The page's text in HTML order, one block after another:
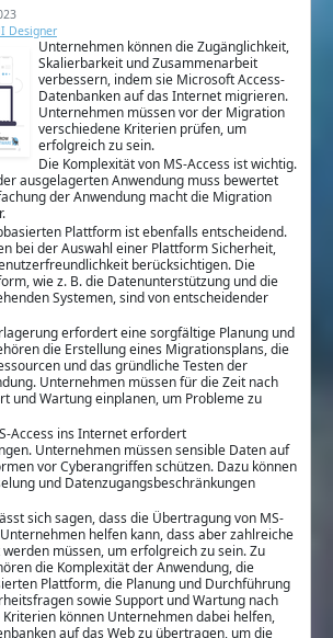
Designer
Unternehmen können die Zugänglichkeit,
Skalierbarkeit und Zusammenarbeit
verbessern, indem sie Microsoft Access-
Datenbanken auf das Internet migrieren.
Unternehmen müssen vor der Migration
verschiedene Kriterien prüfen, um
erfolgreich zu sein.
Die Komplexität von MS-Access ist wichtig.
ausgelagerten Anwendung muss bewertet
der Anwendung macht die Migration
Plattform ist ebenfalls entscheidend.
bei der Auswahl einer Plattform Sicherheit,
berücksichtigen. Die
wie z. B. die Datenunterstützung und die
Systemen, sind von entscheidender
erfordert eine sorgfältige Planung und
die Erstellung eines Migrationsplans, die
und das gründliche Testen der
Unternehmen müssen für die Zeit nach
und Wartung einplanen, um Probleme zu
Access ins Internet erfordert
Unternehmen müssen sensible Daten auf
vor Cyberangriffen schützen. Dazu können
und Datenzugangsbeschränkungen
sich sagen, dass die Übertragung von MS-
helfen kann, dass aber zahlreiche
müssen, um erfolgreich zu sein. Zu
die Komplexität der Anwendung, die
Plattform, die Planung und Durchführung
sowie Support und Wartung nach
können Unternehmen dabei helfen,
auf das Web zu übertragen, um die